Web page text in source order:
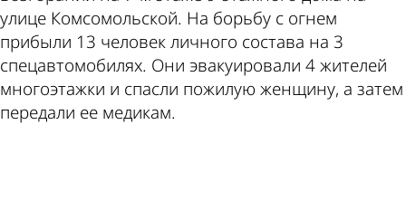
улице Комсомольской. На борьбу с огнем
прибыли 13 человек личного состава на 3
спецавтомобилях. Они эвакуировали 4 жителей
многоэтажки и спасли пожилую женщину, а затем
передали ее медикам.